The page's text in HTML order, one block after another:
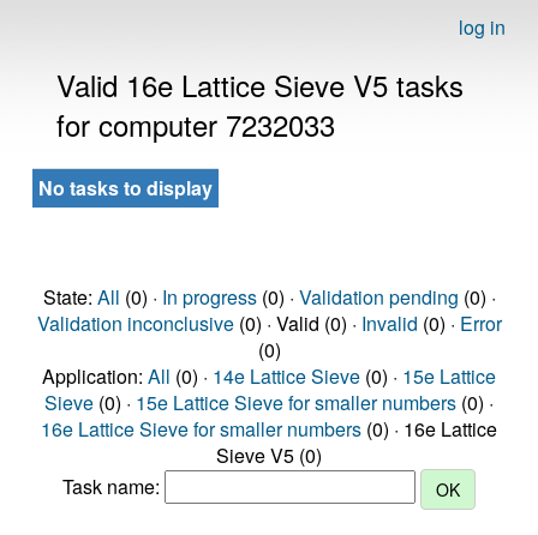
log in
Valid 16e Lattice Sieve V5 tasks
for computer 7232033
No tasks to display
State: All (0) · In progress(0) · Validation pending (0) ·
Validation inconclusive(0) · Valid (0) · Invalid (0) · Error
(0)
Application: All (0) · 14e Lattice Sieve (0) · 15e Lattice
Sieve (0) · 15e Lattice Sieve for smaller numbers (0) ·
16e Lattice Sieve for smaller numbers (0) · 16e Lattice
Sieve V5 (0)
Task name: